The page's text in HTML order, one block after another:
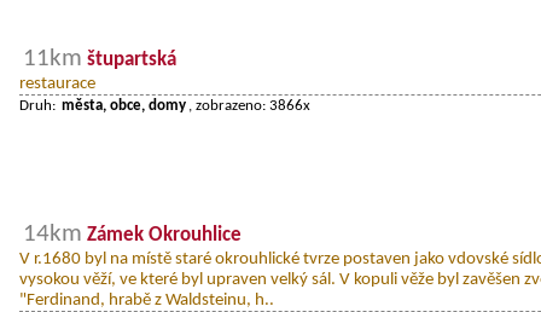
11km štupartská
restaurace
Druh: města, obce, domy , zobrazeno: 3866x
14km Zámek Okrouhlice
V r.1680 byl na místě staré okrouhlické tvrze postaven jako vdovské
vysokou věží, ve které byl upraven velký sál. V kopuli věže byl zavěšen
"Ferdinand, hrabě z Waldsteinu, h..